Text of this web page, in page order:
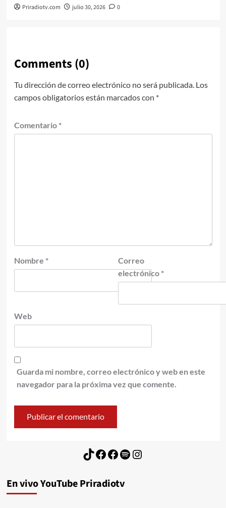
Priradiotv.com julio 30, 2026 0
Comments (0)
Tu dirección de correo electrónico no será publicada. Los
campos obligatorios están marcados con *
Comentario *
Nombre *
Correo
electrónico *
Web
Guarda mi nombre, correo electrónico y web en este
navegador para la próxima vez que comente.
TikTok
Facebook
Facebook
Spotify
Instagram
En vivo YouTube Priradiotv